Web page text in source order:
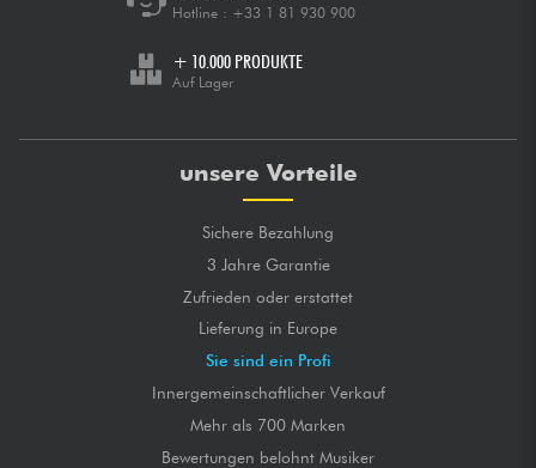
Hotline : +33 1 81 930 900
+ 10.000 PRODUKTE
Auf Lager
unsere Vorteile
Sichere Bezahlung
3 Jahre Garantie
Zufrieden oder erstattet
Lieferung in Europe
Sie sind ein Profi
Innergemeinschaftlicher Verkauf
Mehr als 700 Marken
Bewertungen belohnt Musiker